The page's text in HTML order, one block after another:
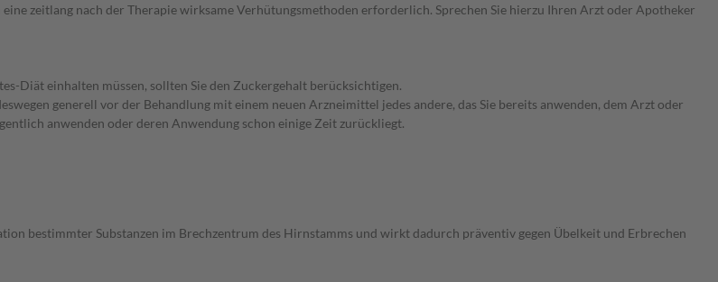
zeitlang nach der Therapie wirksame Verhütungsmethoden erforderlich. Sprechen Sie hierzu Ihren Arzt oder Apotheker
Diät einhalten müssen, sollten Sie den Zuckergehalt berücksichtigen.
generell vor der Behandlung mit einem neuen Arzneimittel jedes andere, das Sie bereits anwenden, dem Arzt oder
anwenden oder deren Anwendung schon einige Zeit zurückliegt.
bestimmter Substanzen im Brechzentrum des Hirnstamms und wirkt dadurch präventiv gegen Übelkeit und Erbrechen